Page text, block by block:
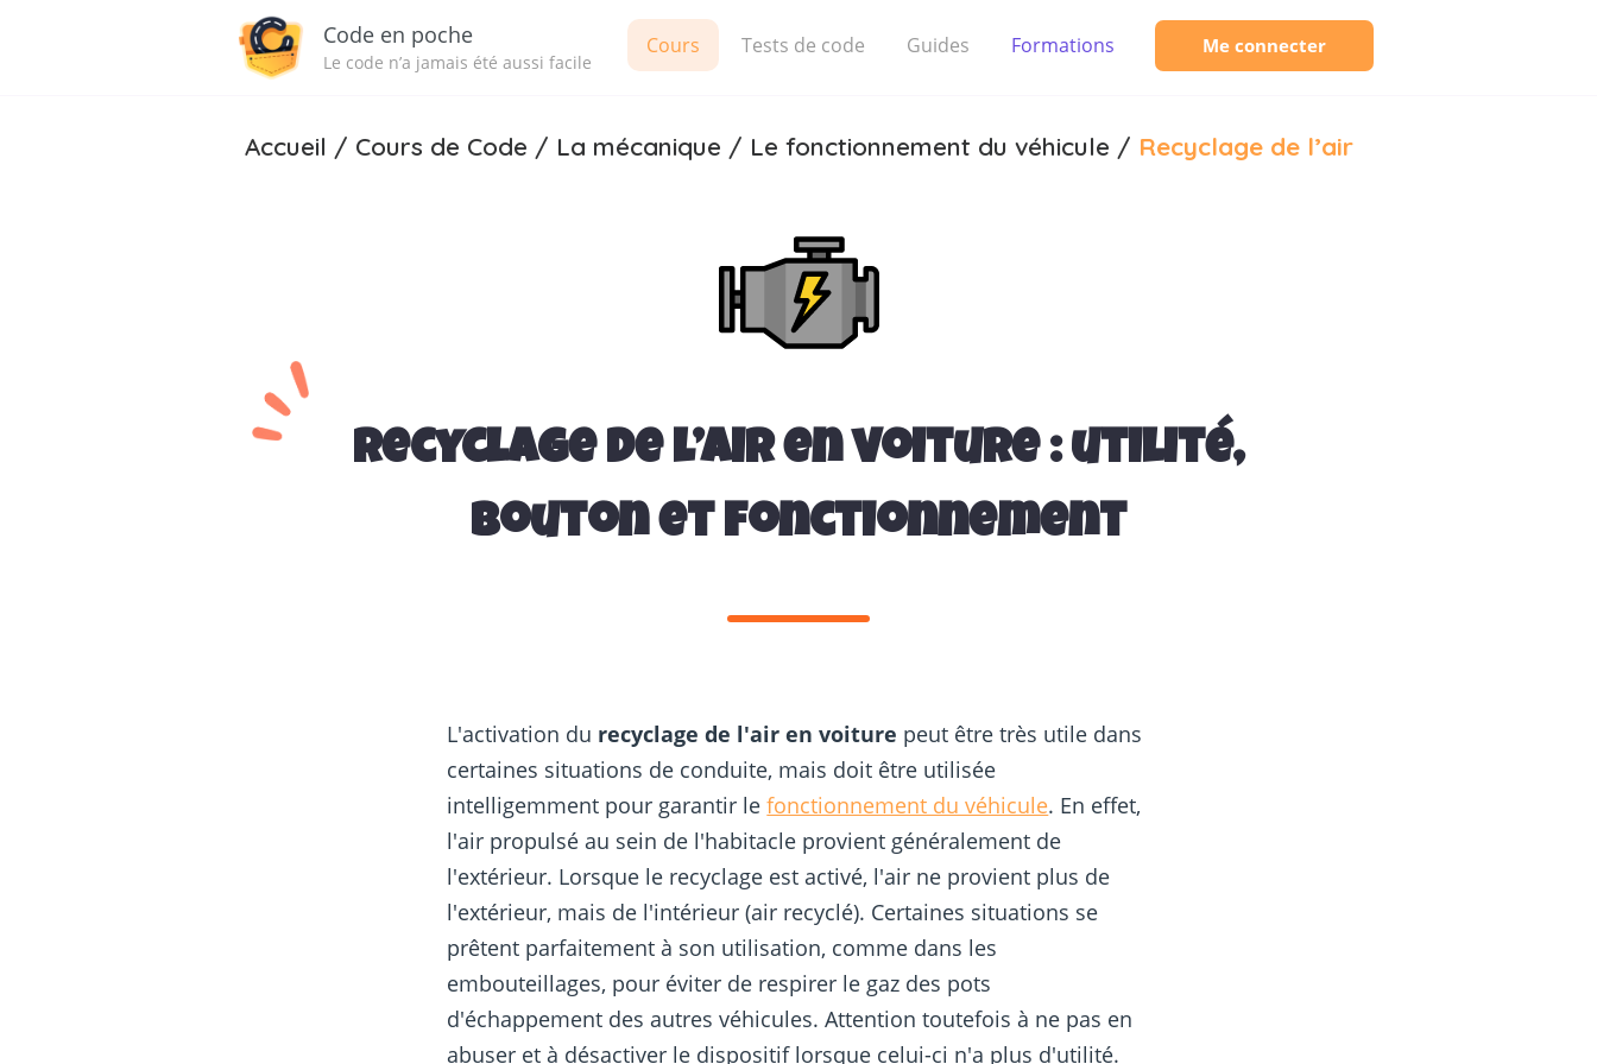
Code en poche
Le code n’a jamais été aussi facile
Cours Tests de code Guides Formations Me connecter
Accueil / Cours de Code / La mécanique / Le fonctionnement du véhicule / Recyclage de l’air
Recyclage de l’air en voiture : utilité,
bouton et fonctionnement
L'activation du recyclage de l'air en voiture peut être très utile dans
certaines situations de conduite, mais doit être utilisée
intelligemment pour garantir lefonctionnement du véhicule. En effet,
l'air propulsé au sein de l'habitacle provient généralement de
l'extérieur. Lorsque le recyclage est activé, l'air ne provient plus de
l'extérieur, mais de l'intérieur (air recyclé). Certaines situations se
prêtent parfaitement à son utilisation, comme dans les
embouteillages, pour éviter de respirer le gaz des pots
d'échappement des autres véhicules. Attention toutefois à ne pas en
abuser et à désactiver le dispositif lorsque celui-ci n'a plus d'utilité.